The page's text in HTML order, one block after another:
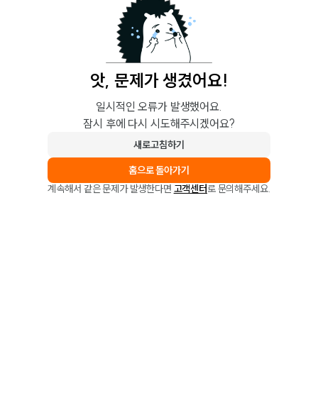
앗, 문제가 생겼어요!
일시적인 오류가 발생했어요.
잠시 후에 다시 시도해주시겠어요?
새로고침하기
홈으로 돌아가기
계속해서 같은 문제가 발생한다면 고객센터로 문의해주세요.